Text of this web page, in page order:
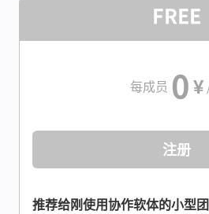
FREE
每成员 0¥
注册
推荐给刚使用协作软体的小型